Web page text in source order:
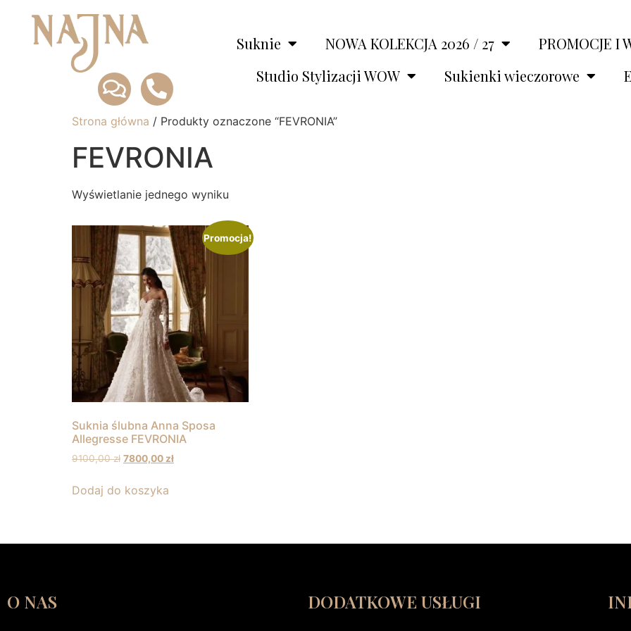
Suknie NOWA KOLEKCJA 2026 / 27
PROMOCJE I
Studio Stylizacji WOW
Sukienki wieczorowe
Strona główna / Produkty oznaczone “FEVRONIA”
FEVRONIA
Wyświetlanie jednego wyniku
Promocja!
Suknia ślubna Anna Sposa
Allegresse FEVRONIA
9100,00zł 7800,00 zł
Dodaj do koszyka
O NAS DODATKOWE USŁUGI